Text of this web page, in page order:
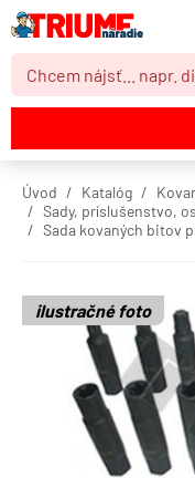
Úvod Katalóg
Sady, príslušenstvo,
Sada kovaných bitov
ilustračné foto